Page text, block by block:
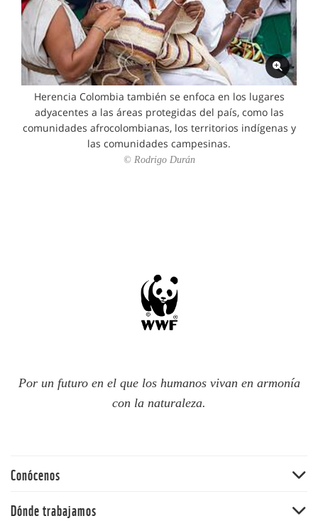
Herencia Colombia también se enfoca en los lugares
adyacentes a las áreas protegidas del país, como las
comunidades afrocolombianas, los territorios indígenas y
las comunidades campesinas.
© Rodrigo Durán
Por un futuro en el que los humanos vivan en armonía
con la naturaleza.
Conócenos
Dónde trabajamos